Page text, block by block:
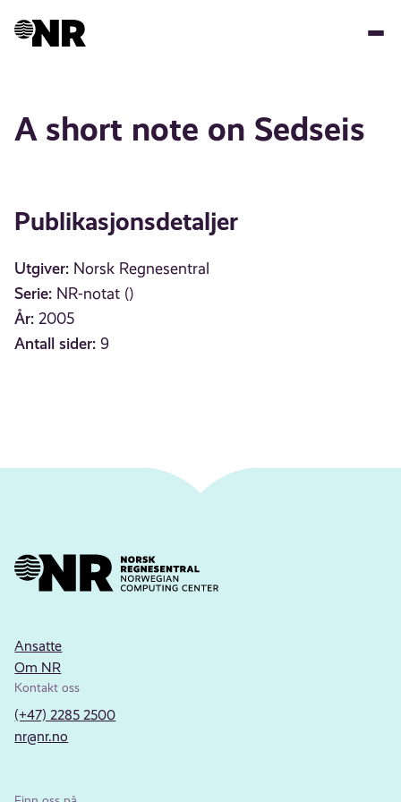
A short note on Sedseis
Publikasjonsdetaljer
Utgiver: Norsk Regnesentral
Serie: NR-notat ()
År: 2005
Antall sider: 9
Ansatte
Om NR
Kontakt oss
(+47) 2285 2500
nr@nr.no